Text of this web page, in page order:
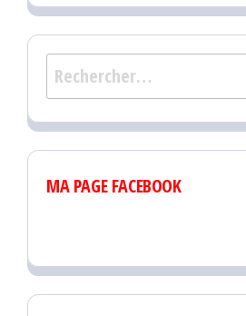
Rechercher :
MA PAGE FACEBOOK